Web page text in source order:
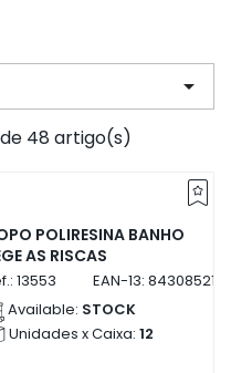

48 artigo(s)
POLIRESINA BANHO
AS RISCAS
13553 EAN-13:
Available: STOCK
Unidades x Caixa: 12